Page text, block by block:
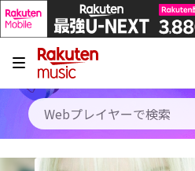
キャンペーン
料金プラン
使い方